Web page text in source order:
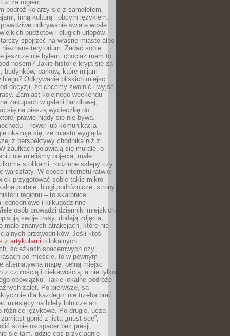
za rogiem.
podróż kojarzy się z samolotem,
inną kulturą i obcym językiem.
odkrywanie świata wcale
budżetów i długich urlopów.
spojrzeć na własne miasto albo
nieznane terytorium. Zadać sobie
jeszcze nie byłem, chociaż mam to
nosem? Jakie historie kryją się za
budynków, parków, które mijam
biegu? Odkrywanie bliskich miejsc
decyzji, że chcemy zwolnić i wyjść
Zamiast kolejnego weekendu
zakupach w galerii handlowej,
się na pieszą wycieczkę do
prawie nigdy się nie bywa.
– rower lub komunikacja
okazuje się, że miasto wygląda
z perspektywy chodnika niż z
zaułkach pojawiają się murale, o
nie mieliśmy pojęcia, małe
stolikami, rodzinne sklepy czy
warsztaty. W epoce internetu łatwiej
przygotować sobie takie mikro-
portale, blogi podróżnicze, strony
regionu – to skarbnice
jednodniowe i kilkugodzinne
osób prowadzi dzienniki miejskich
swoje trasy, dodają zdjęcia,
mało znanych atrakcjach, które nie
przewodników. Jeśli ktoś
z artykułami o lokalnych
ścieżkach spacerowych czy
po mieście, to w pewnym
alternatywną mapę, pełną miejsc
z czułością i ciekawością, a nie tylko
obowiązku. Takie lokalne podróże
zalet. Po pierwsze, są
dla każdego: nie trzeba brać
miesięcy na bilety lotnicze ani
różnice językowe. Po drugie, uczą
gonić z listą „must see”,
sobie na spacer bez presji,
się tam, gdzie coś przyciągnie